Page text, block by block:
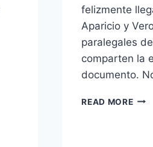
felizmente
Aparicio y
paralegales
comparten la
documento.
READ MORE